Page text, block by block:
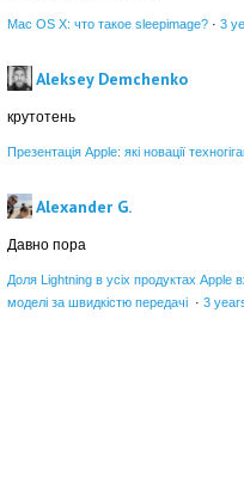
Mac OS X: что такое sleepimage? · 3
Aleksey Demchenko
крутотень
Презентація Apple: які новації
Alexander G.
Давно пора
Доля Lightning в усіх продуктах Apple
моделі за швидкістю передачі · 3